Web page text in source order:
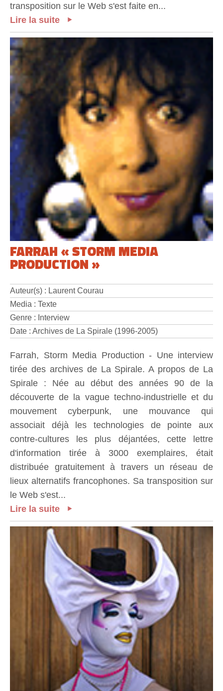
transposition sur le Web s'est faite en...
Lire la suite
FARRAH « STORM MEDIA
PRODUCTION »
Auteur(s) : Laurent Courau
Media : Texte
Genre : Interview
Date : Archives de La Spirale (1996-2005)
Farrah, Storm Media Production - Une interview
tirée des archives de La Spirale. A propos de La
Spirale : Née au début des années 90 de la
découverte de la vague techno-industrielle et du
mouvement cyberpunk, une mouvance qui
associait déjà les technologies de pointe aux
contre-cultures les plus déjantées, cette lettre
d'information tirée à 3000 exemplaires, était
distribuée gratuitement à travers un réseau de
lieux alternatifs francophones. Sa transposition sur
le Web s'est...
Lire la suite